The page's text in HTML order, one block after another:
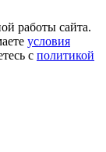
работы сайта.
условия
с политикой